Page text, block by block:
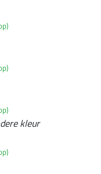
kleur